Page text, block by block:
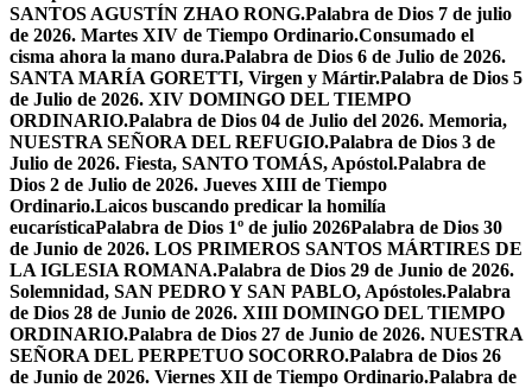
SANTOS AGUSTÍN ZHAO RONG.Palabra de Dios 7 de julio
de 2026. Martes XIV de Tiempo Ordinario.Consumado el
cisma ahora la mano dura.Palabra de Dios 6 de Julio de 2026.
SANTA MARÍA GORETTI, Virgen y Mártir.Palabra de Dios 5
de Julio de 2026. XIV DOMINGO DEL TIEMPO
ORDINARIO.Palabra de Dios 04 de Julio del 2026. Memoria,
NUESTRA SEÑORA DEL REFUGIO.Palabra de Dios 3 de
Julio de 2026. Fiesta, SANTO TOMÁS, Apóstol.Palabra de
Dios 2 de Julio de 2026. Jueves XIII de Tiempo
Ordinario.Laicos buscando predicar la homilía
eucarísticaPalabra de Dios 1º de julio 2026Palabra de Dios 30
de Junio de 2026. LOS PRIMEROS SANTOS MÁRTIRES DE
LA IGLESIA ROMANA.Palabra de Dios 29 de Junio de 2026.
Solemnidad, SAN PEDRO Y SAN PABLO, Apóstoles.Palabra
de Dios 28 de Junio de 2026. XIII DOMINGO DEL TIEMPO
ORDINARIO.Palabra de Dios 27 de Junio de 2026. NUESTRA
SEÑORA DEL PERPETUO SOCORRO.Palabra de Dios 26
de Junio de 2026. Viernes XII de Tiempo Ordinario.Palabra de